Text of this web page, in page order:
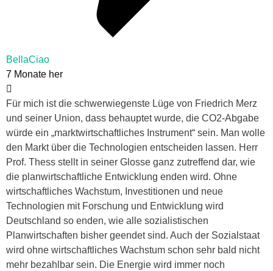
BellaCiao
7 Monate her
Für mich ist die schwerwiegenste Lüge von Friedrich Merz
und seiner Union, dass behauptet wurde, die CO2-Abgabe
würde ein „marktwirtschaftliches Instrument“ sein. Man wolle
den Markt über die Technologien entscheiden lassen. Herr
Prof. Thess stellt in seiner Glosse ganz zutreffend dar, wie
die planwirtschaftliche Entwicklung enden wird. Ohne
wirtschaftliches Wachstum, Investitionen und neue
Technologien mit Forschung und Entwicklung wird
Deutschland so enden, wie alle sozialistischen
Planwirtschaften bisher geendet sind. Auch der Sozialstaat
wird ohne wirtschaftliches Wachstum schon sehr bald nicht
mehr bezahlbar sein. Die Energie wird immer noch